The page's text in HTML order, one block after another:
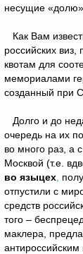
несущие
Как Вам
российских
квотам для
мемориалами
созданный при
Долго и до
очередь на их
во много раз, а
Москвой (т.е.
во языцех
отпустили с
средств
того –
маклера,
антироссийским